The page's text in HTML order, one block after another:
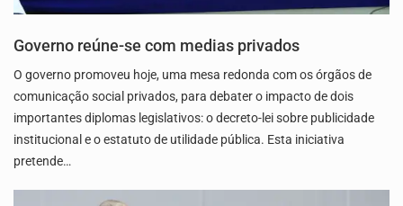
Governo reúne-se com medias privados
O governo promoveu hoje, uma mesa redonda com os órgãos de
comunicação social privados, para debater o impacto de dois
importantes diplomas legislativos: o decreto-lei sobre publicidade
institucional e o estatuto de utilidade pública. Esta iniciativa
pretende…